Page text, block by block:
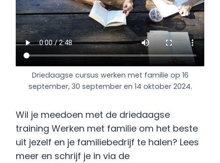
Driedaagse cursus werken met familie op 16
september, 30 september en 14 oktober 2024.
Wil je meedoen met de driedaagse
training Werken met familie om het beste
uit jezelf en je familiebedrijf te halen? Lees
meer en schrijf je in via de